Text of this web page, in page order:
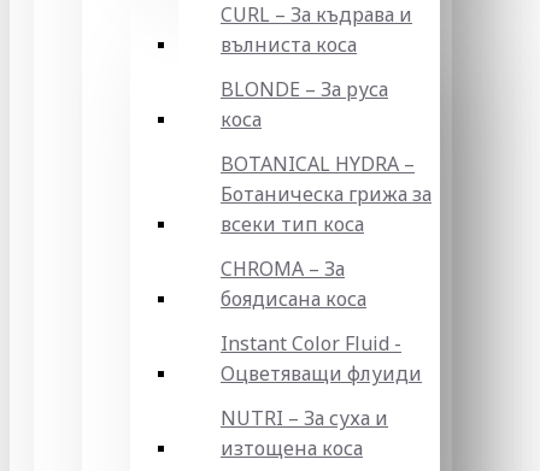
CURL – За къдрава и
вълниста коса
BLONDE – За руса
коса
BOTANICAL HYDRA –
Ботаническа грижа за
всеки тип коса
CHROMA – За
боядисана коса
Instant Color Fluid -
Оцветяващи флуиди
NUTRI – За суха и
изтощена коса